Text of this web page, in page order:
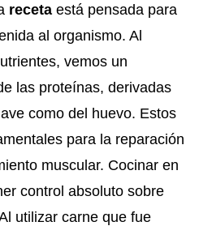
receta está pensada para
al organismo. Al
vemos un
las proteínas, derivadas
como del huevo. Estos
para la reparación
muscular. Cocinar en
control absoluto sobre
utilizar carne que fue